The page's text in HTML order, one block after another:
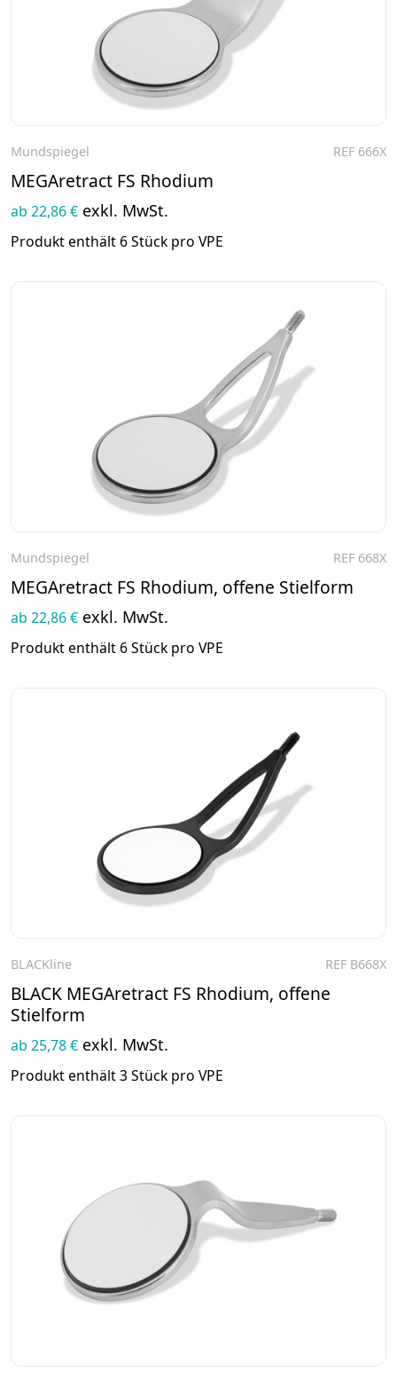
Mundspiegel REF 666X
MEGAretract FS Rhodium
ab 22,86 € exkl. MwSt.
Produkt enthält 6 Stück pro VPE
Mundspiegel REF 668X
MEGAretract FS Rhodium, offene Stielform
ab 22,86 € exkl. MwSt.
Produkt enthält 6 Stück pro VPE
BLACKline REF B668X
BLACK MEGAretract FS Rhodium, offene
Stielform
ab 25,78 € exkl. MwSt.
Produkt enthält 3 Stück pro VPE